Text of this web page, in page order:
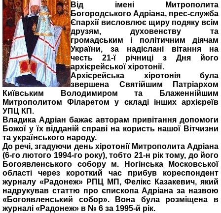
Від імені Митрополита
Богородського Адріана, прес-служба
Єпархії висловлює щиру подяку всім
друзям, духовенству та
громадським і політичним діячам
України, за надіслані вітання на
честь 21-ї річниці з Дня його
архієрейської хіротонії.
Архієрейська хіротонія була
звершена Святійшим Патріархом
Київським Володимиром та Блаженнійшим
Митрополитом Філаретом у складі інших архієреїв
УПЦ КП.
Владика Адріан бажає авторам привітання допомоги
Божої у їх відданій справі на користь нашої Вітчизни
та українського народу.
До речі, згадуючи день хіротонії Митрополита Адріана
(6-го лютого 1994-го року), тобто 21-н рік тому, до його
Богоявленського собору м. Ногінська Московської
області через короткий час прибув кореспондент
журналу «Радонеж» РПЦ МП, Фелікс Казакевич, який
надрукував статтю про єпископа Адріана за назвою
«Богоявленський собор». Вона була розміщена в
журналі «Радонеж» в № 6 за 1995-й рік.